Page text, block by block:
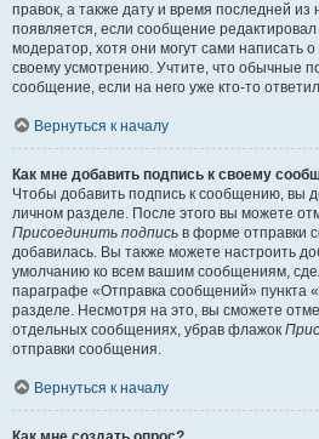
правок, а также дату и время последней из
появляется, если сообщение
модератор, хотя они могут сами написать
своему усмотрению. Учтите, что обычные
сообщение, если на него уже кто-то
Вернуться к началу
Как мне добавить подпись к своему
Чтобы добавить подпись к сообщению, вы
личном разделе. После этого вы можете
Присоединить подпись в форме отправки
добавилась. Вы также можете настроить
умолчанию ко всем вашим сообщениям,
параграфе «Отправка сообщений» пункта
разделе. Несмотря на это, вы сможете
отдельных сообщениях, убрав флажок
отправки сообщения.
Вернуться к началу